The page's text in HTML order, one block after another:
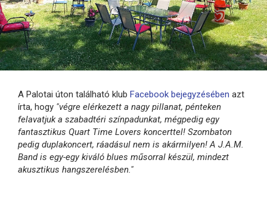
A Palotai úton található klub Facebook bejegyzésében azt
írta, hogy "végre elérkezett a nagy pillanat, pénteken
felavatjuk a szabadtéri színpadunkat, mégpedig egy
fantasztikus Quart Time Lovers koncerttel! Szombaton
pedig duplakoncert, ráadásul nem is akármilyen! A J.A.M.
Band is egy-egy kiváló blues műsorral készül, mindezt
akusztikus hangszerelésben."